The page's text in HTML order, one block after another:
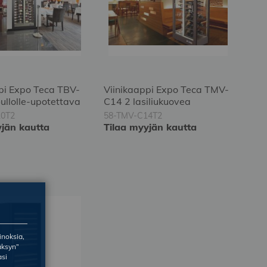
Expo Teca TBV-
upotettava
kautta
Viinikaappi Expo Teca TMV-
C14 2 lasiliukuovea
58-TMV-C14T2
Tilaa myyjän kautta